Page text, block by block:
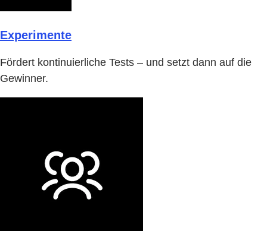
Experimente
Fördert kontinuierliche Tests – und setzt dann auf die
Gewinner.